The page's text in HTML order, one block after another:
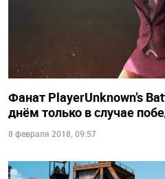
Фанат PlayerUnknown’s
днём только в случае
8 февраля 2018, 09:57